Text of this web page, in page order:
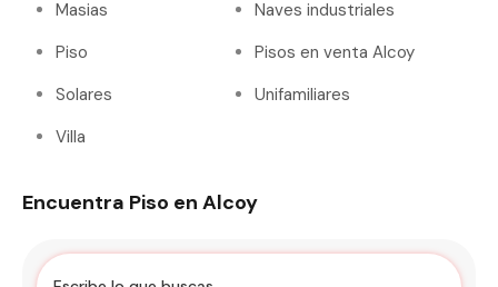
Masias
Naves industriales
Piso
Pisos en venta Alcoy
Solares
Unifamiliares
Villa
Encuentra Piso en Alcoy